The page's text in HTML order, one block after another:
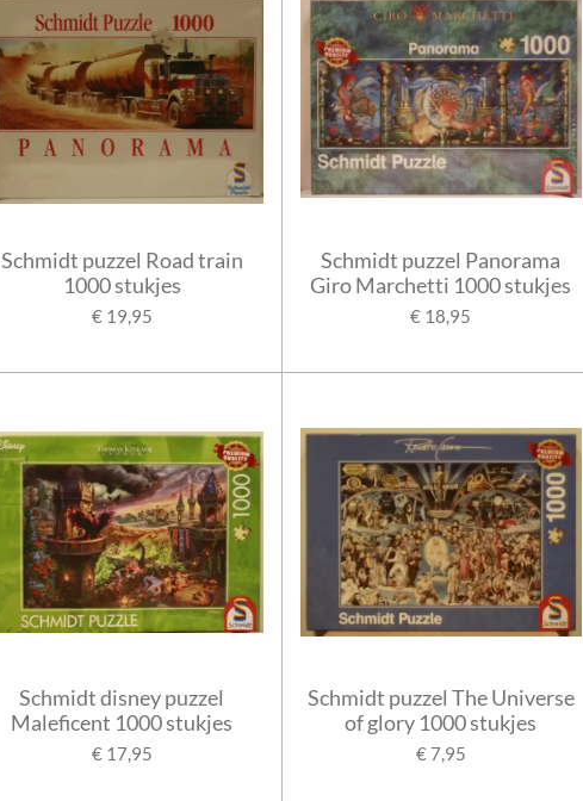
Schmidt puzzel Road train
1000 stukjes
€ 19,95
Schmidt puzzel Panorama
Giro Marchetti 1000 stukjes
€ 18,95
Schmidt disney puzzel
Maleficent 1000 stukjes
€ 17,95
Schmidt puzzel The Universe
of glory 1000 stukjes
€ 7,95